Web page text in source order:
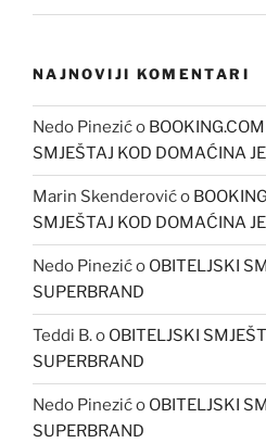
NAJNOVIJI KOMENTARI
Nedo Pinezićo
SMJEŠTAJ KOD DOMAĆINA
Marin Skenderovićo
SMJEŠTAJ KOD DOMAĆINA
Nedo Pinezićo OBITELJSKI
SUPERBRAND
Teddi B.o OBITELJSKI
SUPERBRAND
Nedo Pinezićo OBITELJSKI
SUPERBRAND